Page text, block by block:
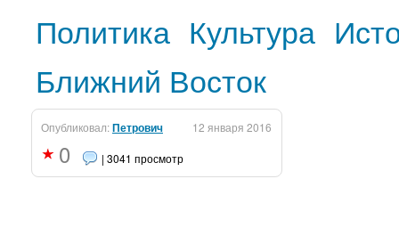
Политика Культура
Ближний Восток
Опубликовал:Петрович 12 января 2016
0 | 3041 просмотр